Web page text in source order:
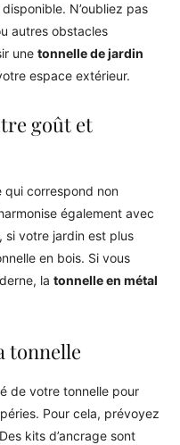
N’oubliez pas
autres obstacles
une tonnelle de jardin
espace extérieur.
goût et
qui correspond non
également avec
si votre jardin est plus
en bois. Si vous
la tonnelle en métal
tonnelle
de votre tonnelle pour
Pour cela, prévoyez
kits d’ancrage sont